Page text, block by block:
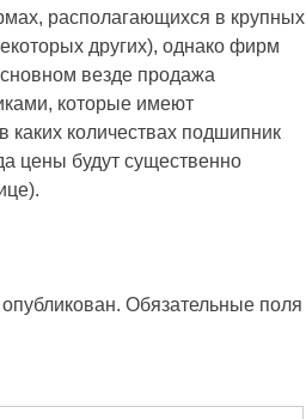
располагающихся в крупных
других), однако фирм
везде продажа
которые имеют
количествах подшипник
цены будут существенно
Обязательные поля